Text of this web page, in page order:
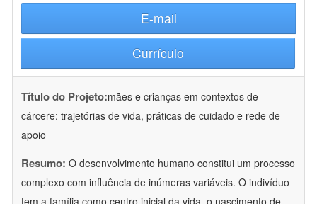
E-mail
Currículo
Título do Projeto:mães e crianças em contextos de
cárcere: trajetórias de vida, práticas de cuidado e rede de
apoio
Resumo: O desenvolvimento humano constitui um processo
complexo com influência de inúmeras variáveis. O indivíduo